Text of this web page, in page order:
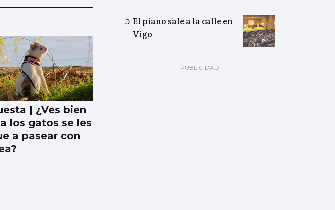
| ¿Ves bien
los gatos se les
a pasear con
El piano sale a la calle en
Vigo